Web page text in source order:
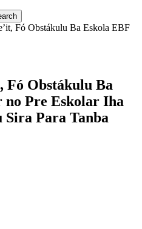
Fó Obstákulu Ba Eskola EBF
Fó Obstákulu Ba
Pre Eskolar Iha
Para Tanba